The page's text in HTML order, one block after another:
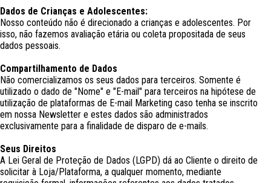
Dados de Crianças e Adolescentes:
Nosso conteúdo não é direcionado a crianças e adolescentes. Por
isso, não fazemos avaliação etária ou coleta propositada de seus
dados pessoais.
Compartilhamento de Dados
Não comercializamos os seus dados para terceiros. Somente é
utilizado o dado de "Nome" e "E-mail" para terceiros na hipótese de
utilização de plataformas de E-mail Marketing caso tenha se inscrito
em nossa Newsletter e estes dados são administrados
exclusivamente para a finalidade de disparo de e-mails.
Seus Direitos
A Lei Geral de Proteção de Dados (LGPD) dá ao Cliente o direito de
solicitar à Loja/Plataforma, a qualquer momento, mediante